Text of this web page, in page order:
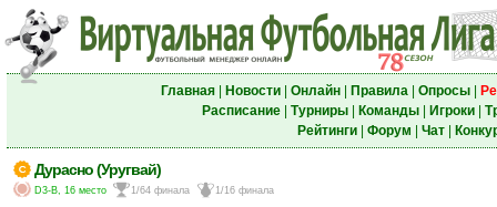
Главная| Новости| Онлайн| Правила| Опросы|
Расписание| Турниры| Команды| Игроки|
Рейтинги| Форум Чат|
Дурасно (Уругвай)
D3-B, 16 место 1/64 финала 1/16 финала